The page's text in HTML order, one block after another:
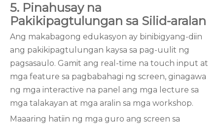
5. Pinahusay na
Pakikipagtulungan sa Silid-aralan
Ang makabagong edukasyon ay binibigyang-diin
ang pakikipagtulungan kaysa sa pag-uulit ng
pagsasaulo. Gamit ang real-time na touch input at
mga feature sa pagbabahagi ng screen, ginagawa
ng mga interactive na panel ang mga lecture sa
mga talakayan at mga aralin sa mga workshop.
Maaaring hatiin ng mga guro ang screen sa